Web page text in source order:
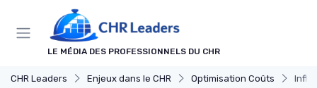
LE MÉDIA DES PROFESSIONNELS DU CHR
CHR Leaders Enjeux dans le CHR Optimisation Coûts
Panneau de gestion des cookies